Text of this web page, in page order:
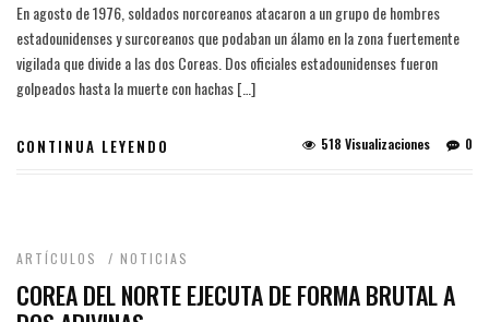
En agosto de 1976, soldados norcoreanos atacaron a un grupo de hombres
estadounidenses y surcoreanos que podaban un álamo en la zona fuertemente
vigilada que divide a las dos Coreas. Dos oficiales estadounidenses fueron
golpeados hasta la muerte con hachas […]
CONTINUA LEYENDO 0
518 Visualizaciones
ARTÍCULOS / NOTICIAS
COREA DEL NORTE EJECUTA DE FORMA BRUTAL A